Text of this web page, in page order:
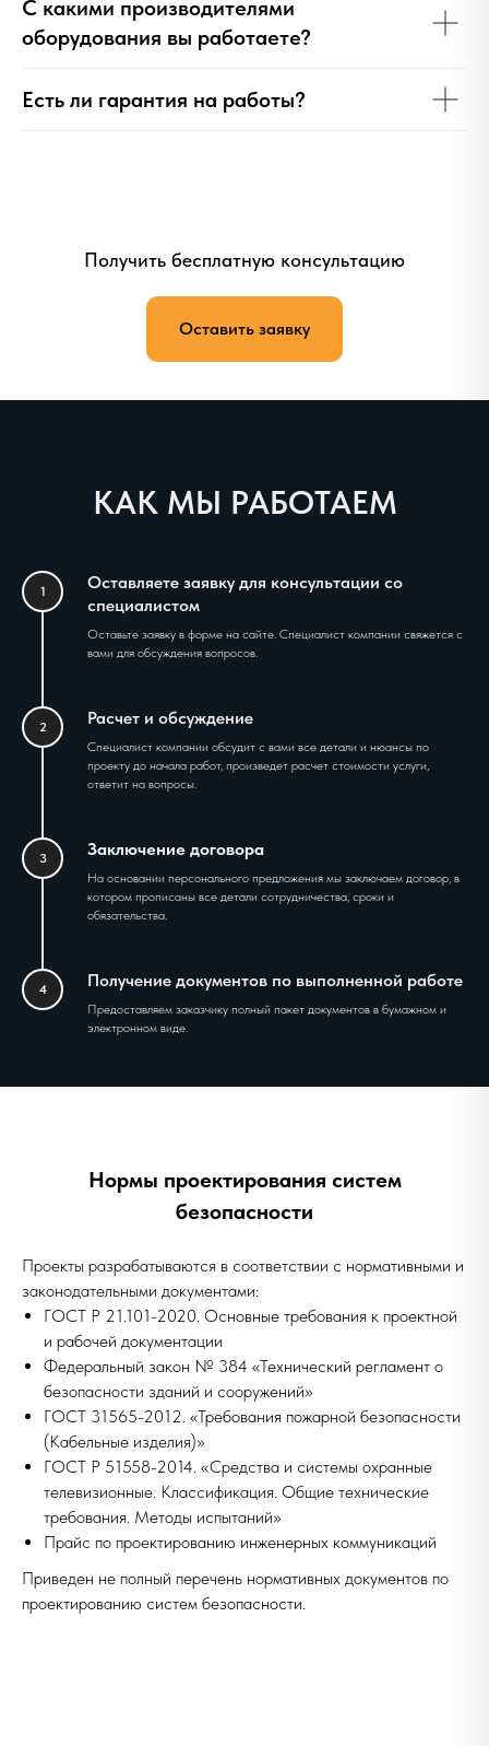
С какими производителями
оборудования вы работаете?
Есть ли гарантия на работы?
Получить бесплатную консультацию
Оставить заявку
КАК МЫ РАБОТАЕМ
1
Оставляете заявку для консультации со
специалистом
Оставьте заявку в форме на сайте. Специалист компании свяжется с
вами для обсуждения вопросов.
2 Расчет и обсуждение
Специалист компании обсудит с вами все детали и нюансы по
проекту до начала работ, произведет расчет стоимости услуги,
ответит на вопросы.
3 Заключение договора
На основании персонального предложения мы заключаем договор, в
котором прописаны все детали сотрудничества, сроки и
обязательства.
4 Получение документов по выполненной работе
Предоставляем заказчику полный пакет документов в бумажном и
электронном виде.
Нормы проектирования систем
безопасности
Проекты разрабатываются в соответствии с нормативными и
законодательными документами:
ГОСТ Р 21.101-2020. Основные требования к проектной
и рабочей документации
Федеральный закон № 384 «Технический регламент о
безопасности зданий и сооружений»
ГОСТ 31565-2012. «Требования пожарной безопасности
(Кабельные изделия)»
ГОСТ Р 51558-2014. «Средства и системы охранные
телевизионные. Классификация. Общие технические
требования. Методы испытаний»
Прайс по проектированию инженерных коммуникаций
Приведен не полный перечень нормативных документов по
проектированию систем безопасности.